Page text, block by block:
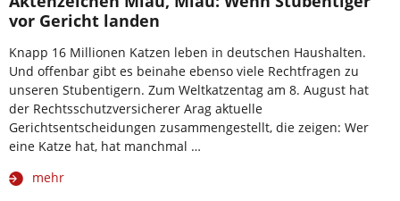
vor Gericht landen
Knapp 16 Millionen Katzen leben in deutschen Haushalten.
Und offenbar gibt es beinahe ebenso viele Rechtfragen zu
unseren Stubentigern. Zum Weltkatzentag am 8. August hat
der Rechtsschutzversicherer Arag aktuelle
Gerichtsentscheidungen zusammengestellt, die zeigen: Wer
eine Katze hat, hat manchmal …
mehr